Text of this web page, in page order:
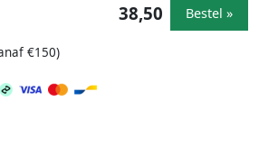
€150)
38,50 Bestel »